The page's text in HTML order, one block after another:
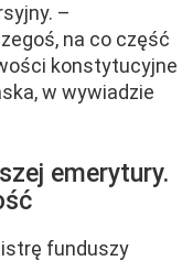
–
na co część
konstytucyjne
w wywiadzie
emerytury.
funduszy